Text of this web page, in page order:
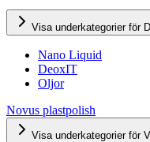
Visa underkategorier för
Nano Liquid
DeoxIT
Oljor
Novus plastpolish
Visa underkategorier för